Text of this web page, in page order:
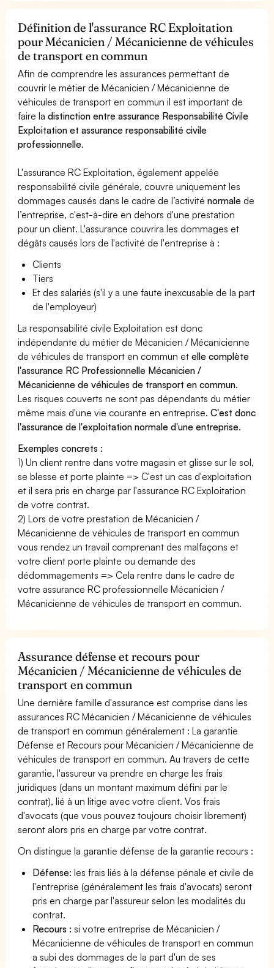
Définition de l'assurance RC Exploitation
pour Mécanicien / Mécanicienne de véhicules
de transport en commun
Afin de comprendre les assurances permettant de
couvrir le métier de Mécanicien / Mécanicienne de
véhicules de transport en commun il est important de
faire ladistinction entre assurance Responsabilité Civile
Exploitation et assurance responsabilité civile
professionnelle.
L'assurance RC Exploitation, également appelée
responsabilité civile générale, couvre uniquement les
dommages causés dans le cadre de l’activiténormale de
l’entreprise, c'est-à-dire en dehors d'une prestation
pour un client. L'assurance couvrira les dommages et
dégâts causés lors de l'activité de l'entreprise à :
Clients
Tiers
Et des salariés (s'il y a une faute inexcusable de la part
de l'employeur)
La responsabilité civile Exploitation est donc
indépendante du métier de Mécanicien / Mécanicienne
de véhicules de transport en commun etelle complète
l'assurance RC Professionnelle Mécanicien /
Mécanicienne de véhicules de transport en commun.
Les risques couverts ne sont pas dépendants du métier
même mais d'une vie courante en entreprise.C'est donc
l'assurance de l'exploitation normale d'une entreprise.
Exemples concrets :
1) Un client rentre dans votre magasin et glisse sur le sol,
se blesse et porte plainte => C'est un cas d'exploitation
et il sera pris en charge par l'assurance RC Exploitation
de votre contrat.
2) Lors de votre prestation de Mécanicien /
Mécanicienne de véhicules de transport en commun
vous rendez un travail comprenant des malfaçons et
votre client porte plainte ou demande des
dédommagements => Cela rentre dans le cadre de
votre assurance RC professionnelle Mécanicien /
Mécanicienne de véhicules de transport en commun.
Assurance défense et recours pour
Mécanicien / Mécanicienne de véhicules de
transport en commun
Une dernière famille d'assurance est comprise dans les
assurances RC Mécanicien / Mécanicienne de véhicules
de transport en commun généralement : La garantie
Défense et Recours pour Mécanicien / Mécanicienne de
véhicules de transport en commun. Au travers de cette
garantie, l'assureur va prendre en charge les frais
juridiques (dans un montant maximum défini par le
contrat), lié à un litige avec votre client. Vos frais
d'avocats (que vous pouvez toujours choisir librement)
seront alors pris en charge par votre contrat.
On distingue la garantie défense de la garantie recours :
Défense: les frais liés à la défense pénale et civile de
l'entreprise (généralement les frais d'avocats) seront
pris en charge par l'assureur selon les modalités du
contrat.
Recours : si votre entreprise de Mécanicien /
Mécanicienne de véhicules de transport en commun
a subi des dommages de la part d'un de ses